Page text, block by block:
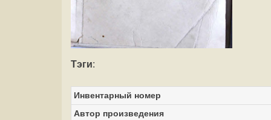
Тэги:
Инвентарный номер
Автор произведения